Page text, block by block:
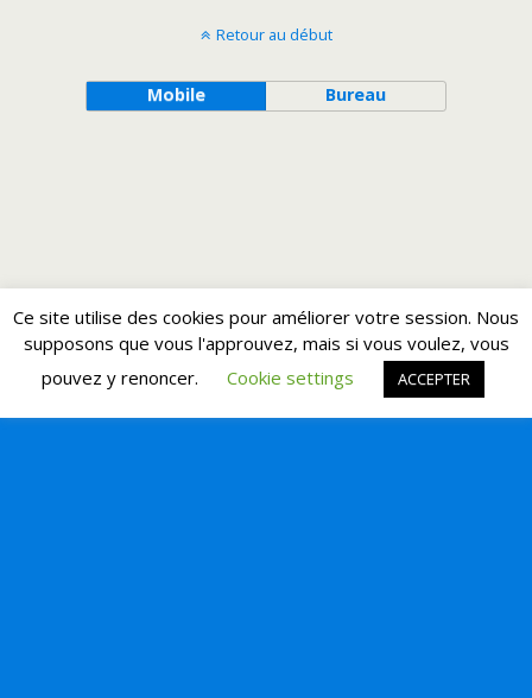
Retour au début
Mobile Bureau
Ce site utilise des cookies pour améliorer votre session. Nous
supposons que vous l'approuvez, mais si vous voulez, vous
pouvez y renoncer.
Cookie settings ACCEPTER